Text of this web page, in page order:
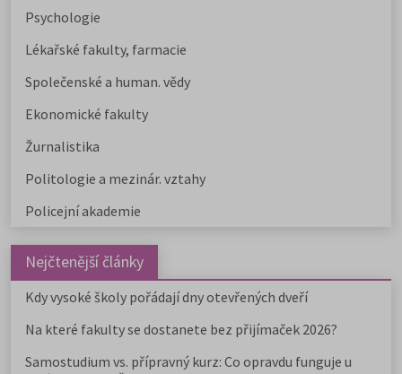
Psychologie
Lékařské fakulty, farmacie
Společenské a human. vědy
Ekonomické fakulty
Žurnalistika
Politologie a mezinár. vztahy
Policejní akademie
Nejčtenější články
Kdy vysoké školy pořádají dny otevřených dveří
Na které fakulty se dostanete bez přijímaček 2026?
Samostudium vs. přípravný kurz: Co opravdu funguje u